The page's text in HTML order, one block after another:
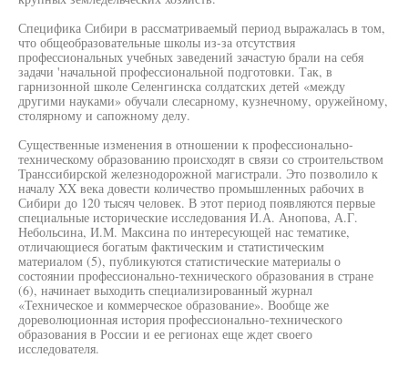
Специфика Сибири в рассматриваемый период выражалась в том,
что общеобразовательные школы из-за отсутствия
профессиональных учебных заведений зачастую брали на себя
задачи 'начальной профессиональной подготовки. Так, в
гарнизонной школе Селенгинска солдатских детей «между
другими науками» обучали слесарному, кузнечному, оружейному,
столярному и сапожному делу.
Существенные изменения в отношении к профессионально-
техническому образованию происходят в связи со строительством
Транссибирской железнодорожной магистрали. Это позволило к
началу XX века довести количество промышленных рабочих в
Сибири до 120 тысяч человек. В этот период появляются первые
специальные исторические исследования И.А. Анопова, А.Г.
Небольсина, И.М. Максина по интересующей нас тематике,
отличающиеся богатым фактическим и статистическим
материалом (5), публикуются статистические материалы о
состоянии профессионально-технического образования в стране
(6), начинает выходить специализированный журнал
«Техническое и коммерческое образование». Вообще же
дореволюционная история профессионально-технического
образования в России и ее регионах еще ждет своего
исследователя.